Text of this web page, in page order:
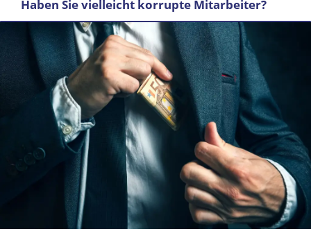
Haben Sie vielleicht korrupte Mitarbeiter?